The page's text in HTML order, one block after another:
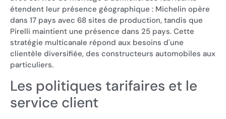
étendent leur présence géographique : Michelin opère
dans 17 pays avec 68 sites de production, tandis que
Pirelli maintient une présence dans 25 pays. Cette
stratégie multicanale répond aux besoins d'une
clientèle diversifiée, des constructeurs automobiles aux
particuliers.
Les politiques tarifaires et le
service client